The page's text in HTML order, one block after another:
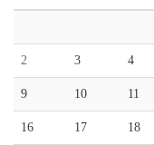
2 3 4
9 10 11
16 17 18